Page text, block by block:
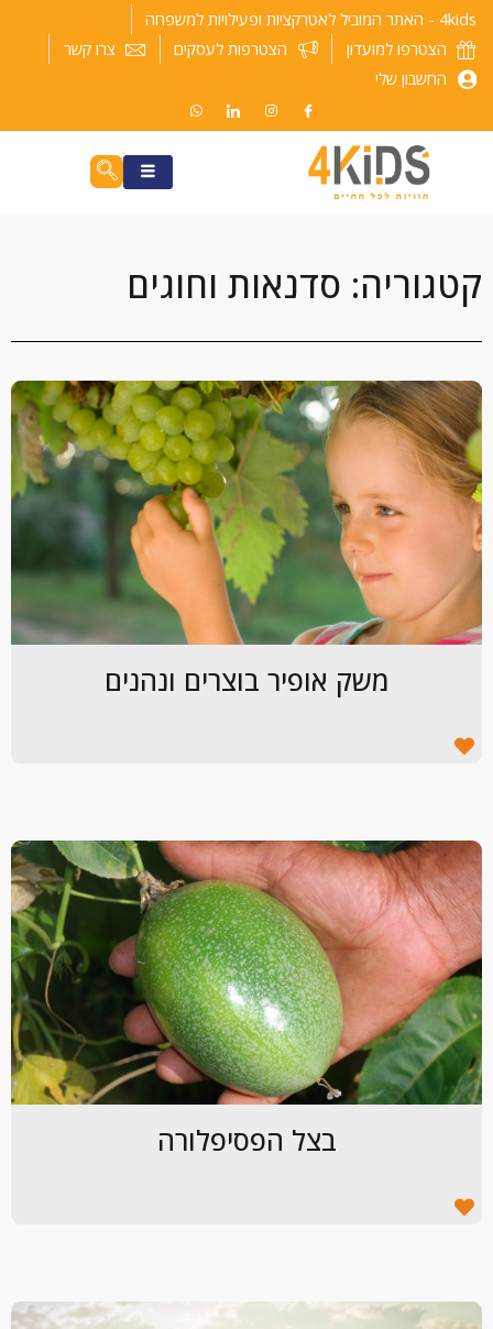
דילוג
לתוכן
4kids - האתר המוביל לאטרקציות ופעילויות למשפחה
הצטרפו למועדון
הצטרפות לעסקים
צרו קשר
החשבון שלי
קטגוריה: סדנאות וחוגים
משק אופיר בוצרים ונהנים
בצל הפסיפלורה